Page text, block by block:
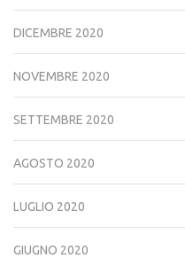
DICEMBRE 2020
NOVEMBRE 2020
SETTEMBRE 2020
AGOSTO 2020
LUGLIO 2020
GIUGNO 2020